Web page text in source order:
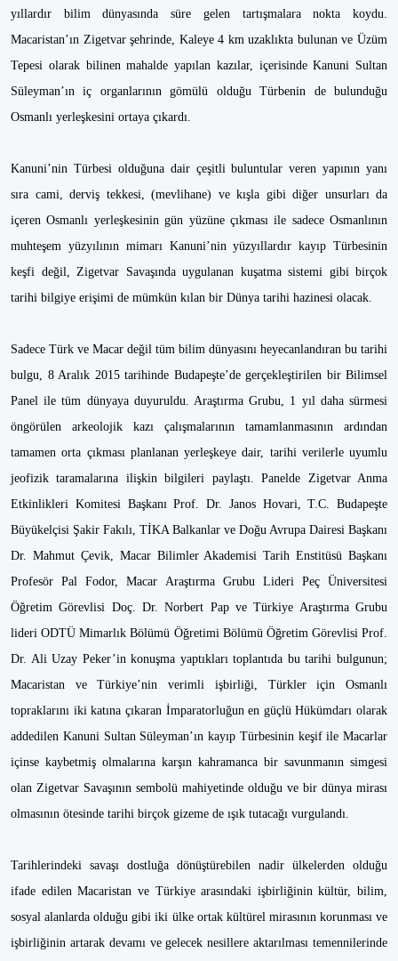
yıllardır bilim dünyasında süre gelen tartışmalara nokta koydu.
Macaristan’ın Zigetvar şehrinde, Kaleye 4 km uzaklıkta bulunan ve Üzüm
Tepesi olarak bilinen mahalde yapılan kazılar, içerisinde Kanuni Sultan
Süleyman’ın iç organlarının gömülü olduğu Türbenin de bulunduğu
Osmanlı yerleşkesini ortaya çıkardı.
Kanuni’nin Türbesi olduğuna dair çeşitli buluntular veren yapının yanı
sıra cami, derviş tekkesi, (mevlihane) ve kışla gibi diğer unsurları da
içeren Osmanlı yerleşkesinin gün yüzüne çıkması ile sadece Osmanlının
muhteşem yüzyılının mimarı Kanuni’nin yüzyıllardır kayıp Türbesinin
keşfi değil, Zigetvar Savaşında uygulanan kuşatma sistemi gibi birçok
tarihi bilgiye erişimi de mümkün kılan bir Dünya tarihi hazinesi olacak.
Sadece Türk ve Macar değil tüm bilim dünyasını heyecanlandıran bu tarihi
bulgu, 8 Aralık 2015 tarihinde Budapeşte’de gerçekleştirilen bir Bilimsel
Panel ile tüm dünyaya duyuruldu. Araştırma Grubu, 1 yıl daha sürmesi
öngörülen arkeolojik kazı çalışmalarının tamamlanmasının ardından
tamamen orta çıkması planlanan yerleşkeye dair, tarihi verilerle uyumlu
jeofizik taramalarına ilişkin bilgileri paylaştı. Panelde Zigetvar Anma
Etkinlikleri Komitesi Başkanı Prof. Dr. Janos Hovari, T.C. Budapeşte
Büyükelçisi Şakir Fakılı, TİKA Balkanlar ve Doğu Avrupa Dairesi Başkanı
Dr. Mahmut Çevik, Macar Bilimler Akademisi Tarih Enstitüsü Başkanı
Profesör Pal Fodor, Macar Araştırma Grubu Lideri Peç Üniversitesi
Öğretim Görevlisi Doç. Dr. Norbert Pap ve Türkiye Araştırma Grubu
lideri ODTÜ Mimarlık Bölümü Öğretimi Bölümü Öğretim Görevlisi Prof.
Dr. Ali Uzay Peker’in konuşma yaptıkları toplantıda bu tarihi bulgunun;
Macaristan ve Türkiye’nin verimli işbirliği, Türkler için Osmanlı
topraklarını iki katına çıkaran İmparatorluğun en güçlü Hükümdarı olarak
addedilen Kanuni Sultan Süleyman’ın kayıp Türbesinin keşif ile Macarlar
içinse kaybetmiş olmalarına karşın kahramanca bir savunmanın simgesi
olan Zigetvar Savaşının sembolü mahiyetinde olduğu ve bir dünya mirası
olmasının ötesinde tarihi birçok gizeme de ışık tutacağı vurgulandı.
Tarihlerindeki savaşı dostluğa dönüştürebilen nadir ülkelerden olduğu
ifade edilen Macaristan ve Türkiye arasındaki işbirliğinin kültür, bilim,
sosyal alanlarda olduğu gibi iki ülke ortak kültürel mirasının korunması ve
işbirliğinin artarak devamı ve gelecek nesillere aktarılması temennilerinde